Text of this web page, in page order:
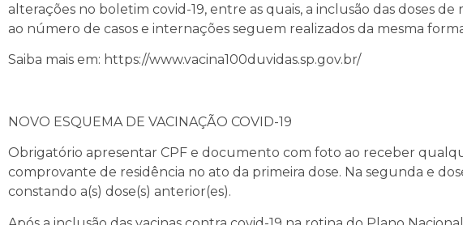
alterações no boletim covid-19, entre as quais, a inclusão das doses
ao número de casos e internações seguem realizados da mesma
Saiba mais em: https://www.vacina100duvidas.sp.gov.br/
NOVO ESQUEMA DE VACINAÇÃO COVID-19
Obrigatório apresentar CPF e documento com foto ao receber
comprovante de residência no ato da primeira dose. Na segunda e
constando a(s) dose(s) anterior(es).